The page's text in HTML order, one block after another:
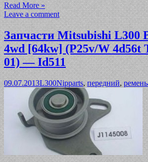
Read More »
Leave a comment
Запчасти Mitsubishi L300
4wd [64kw] (P25v/W 4d56t
01) — Id511
09.07.2013L300Nipparts,передний, ремень